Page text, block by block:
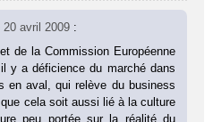
20 avril 2009 :
de la Commission Européenne
y a déficience du marché dans
en aval, qui relève du business
cela soit aussi lié à la culture
peu portée sur la réalité du